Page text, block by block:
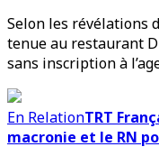
Selon les révélations
tenue au restaurant
sans inscription à
En RelationTRT
macronie et le RN